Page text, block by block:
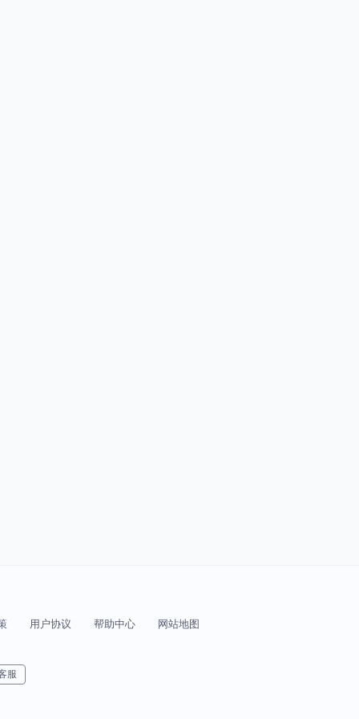
用户协议 帮助中心 网站地图
服